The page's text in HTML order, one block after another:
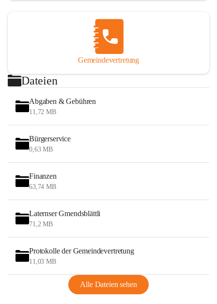
Gemeindevertretung
Dateien
Abgaben & Gebühren
11,72 MB
Bürgerservice
0,63 MB
Finanzen
63,74 MB
Laternser Gmendsblättli
71,2 MB
Protokolle der Gemeindevertretung
11,03 MB
Alle Dateien sehen